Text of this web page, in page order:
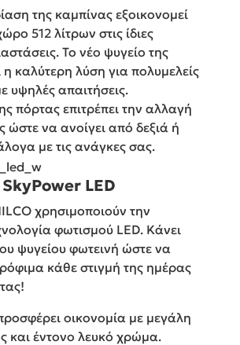
της καμπίνας εξοικονομεί
512 λίτρων στις ίδιες
Το νέο ψυγείο της
η καλύτερη λύση για πολυμελείς
υψηλές απαιτήσεις.
πόρτας επιτρέπει την αλλαγή
ώστε να ανοίγει από δεξιά ή
με τις ανάγκες σας.
LED
χρησιμοποιούν την
φωτισμού LED. Κάνει
ψυγείου φωτεινή ώστε να
κάθε στιγμή της ημέρας
οικονομία με μεγάλη
και έντονο λευκό χρώμα.